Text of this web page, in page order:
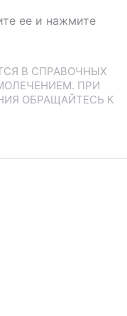
ее и нажмите
В СПРАВОЧНЫХ
ПРИ
ОБРАЩАЙТЕСЬ К